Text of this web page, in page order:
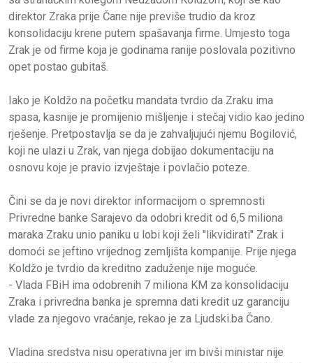
direktor Zraka prije Čane nije previše trudio da kroz
konsolidaciju krene putem spašavanja firme. Umjesto toga
Zrak je od firme koja je godinama ranije poslovala pozitivno
opet postao gubitaš.
Iako je Koldžo na početku mandata tvrdio da Zraku ima
spasa, kasnije je promijenio mišljenje i stečaj vidio kao jedino
rješenje. Pretpostavlja se da je zahvaljujući njemu Bogilović,
koji ne ulazi u Zrak, van njega dobijao dokumentaciju na
osnovu koje je pravio izvještaje i povlačio poteze.
Čini se da je novi direktor informacijom o spremnosti
Privredne banke Sarajevo da odobri kredit od 6,5 miliona
maraka Zraku unio paniku u lobi koji želi "likvidirati" Zrak i
domoći se jeftino vrijednog zemljišta kompanije. Prije njega
Koldžo je tvrdio da kreditno zaduženje nije moguće.
- Vlada FBiH ima odobrenih 7 miliona KM za konsolidaciju
Zraka i privredna banka je spremna dati kredit uz garanciju
vlade za njegovo vraćanje, rekao je za Ljudski.ba Čano.
Vladina sredstva nisu operativna jer im bivši ministar nije